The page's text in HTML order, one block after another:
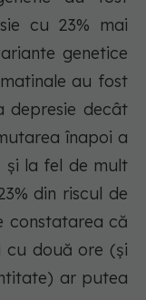
cu 23% mai
genetice
au fost
depresie decât
înapoi a
și la fel de mult
din riscul de
constatarea că
cu două ore (și
ar putea